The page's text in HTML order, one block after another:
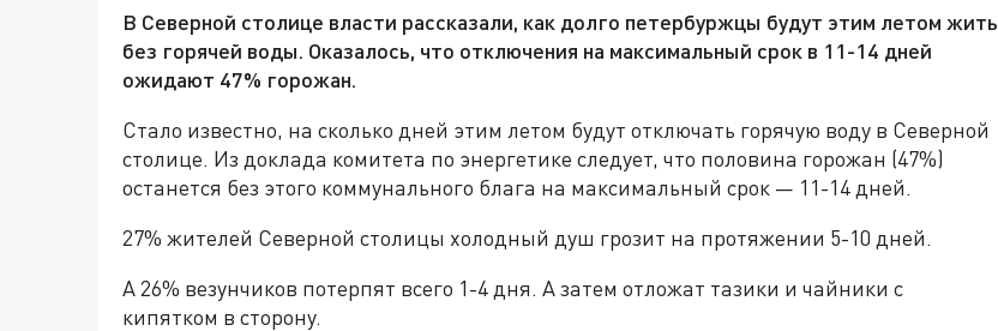
В Северной столице власти рассказали, как долго петербуржцы будут этим летом жить
без горячей воды. Оказалось, что отключения на максимальный срок в 11-14 дней
ожидают 47% горожан.
Стало известно, на сколько дней этим летом будут отключать горячую воду в Северной
столице. Из доклада комитета по энергетике следует, что половина горожан (47%)
останется без этого коммунального блага на максимальный срок — 11-14 дней.
27% жителей Северной столицы холодный душ грозит на протяжении 5-10 дней.
А 26% везунчиков потерпят всего 1-4 дня. А затем отложат тазики и чайники с
кипятком в сторону.